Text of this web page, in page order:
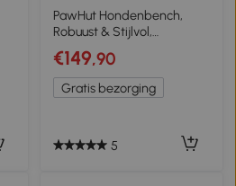
PawHut Hondenbench,
Robuust & Stijlvol,
100x60x68cm,
Walnoothout-Finish &
Zwart
€149,90
Gratis bezorging
5